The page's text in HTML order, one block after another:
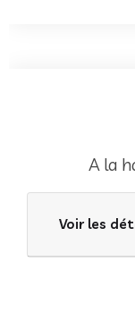
A la
Voir les